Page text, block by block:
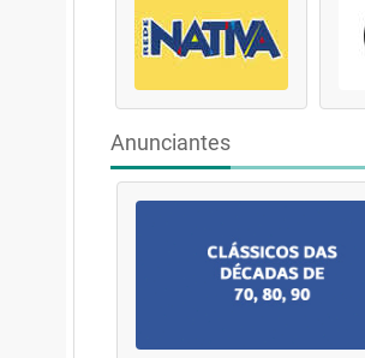
Anunciantes